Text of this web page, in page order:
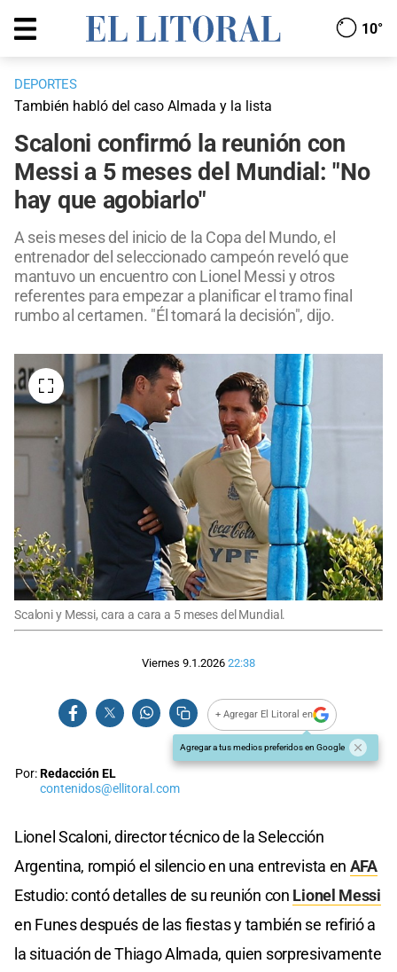
10°
DEPORTES
También habló del caso Almada y la lista
Scaloni confirmó la reunión con
Messi a 5 meses del Mundial: "No
hay que agobiarlo"
A seis meses del inicio de la Copa del Mundo, el
entrenador del seleccionado campeón reveló que
mantuvo un encuentro con Lionel Messi y otros
referentes para empezar a planificar el tramo final
rumbo al certamen. "Él tomará la decisión", dijo.
Scaloni y Messi, cara a cara a 5 meses del Mundial.
Viernes 9.1.2026 22:38
+ Agregar El Litoral en
Agregar a tus medios preferidos en Google
Por:Redacción EL
contenidos@ellitoral.com
Lionel Scaloni, director técnico de la Selección
Argentina, rompió el silencio en una entrevista en AFA
Estudio: contó detalles de su reunión con Lionel Messi
en Funes después de las fiestas y también se refirió a
la situación de Thiago Almada, quien sorpresivamente